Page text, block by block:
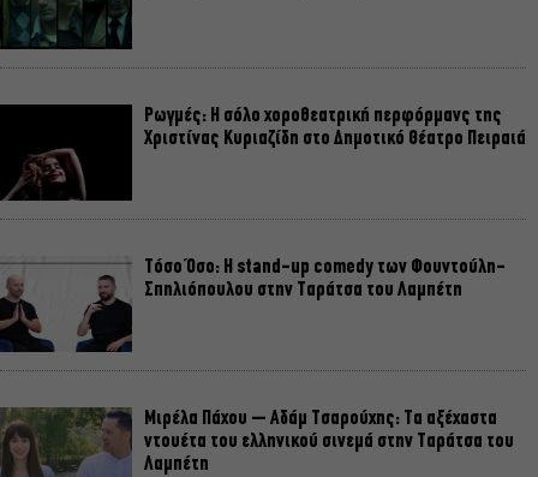
Ρωγμές: Η σόλο χοροθεατρική περφόρμανς της
Χριστίνας Κυριαζίδη στο Δημοτικό Θέατρο Πειραιά
Τόσο Όσο: Η stand-up comedy των Φουντούλη-
Σπηλιόπουλου στην Ταράτσα του Λαμπέτη
Μιρέλα Πάχου – Αδάμ Τσαρούχης: Τα αξέχαστα
ντουέτα του ελληνικού σινεμά στην Ταράτσα του
Λαμπέτη